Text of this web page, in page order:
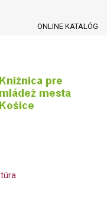
ONLINE KATALÓG